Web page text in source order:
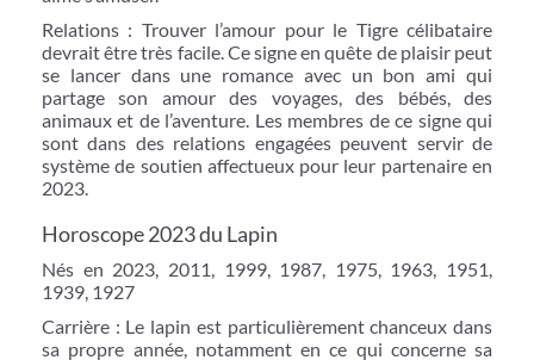
Relations : Trouver l’amour pour le Tigre célibataire
devrait être très facile. Ce signe en quête de plaisir peut
se lancer dans une romance avec un bon ami qui
partage son amour des voyages, des bébés, des
animaux et de l’aventure. Les membres de ce signe qui
sont dans des relations engagées peuvent servir de
système de soutien affectueux pour leur partenaire en
2023.
Horoscope 2023 du Lapin
Nés en 2023, 2011, 1999, 1987, 1975, 1963, 1951,
1939, 1927
Carrière : Le lapin est particulièrement chanceux dans
sa propre année, notamment en ce qui concerne sa